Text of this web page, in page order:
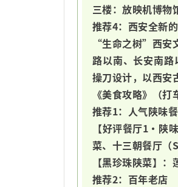
三楼：放映机博物
推荐4：西安全
“生命之树”西安
路以南、长安南
操刀设计，以西安
《美食攻略》（
推荐1：人气陕味
【好评餐厅1·陕
菜、十三朝餐厅
【黑珍珠陕菜】
推荐2：百年老店